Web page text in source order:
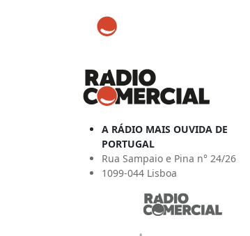
A RÁDIO MAIS OUVIDA DE
PORTUGAL
Rua Sampaio e Pina n° 24/26
1099-044 Lisboa